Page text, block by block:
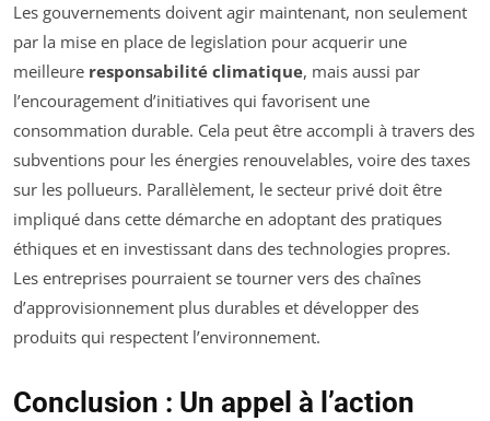
Les gouvernements doivent agir maintenant, non seulement
par la mise en place de legislation pour acquerir une
meilleure responsabilité climatique, mais aussi par
l’encouragement d’initiatives qui favorisent une
consommation durable. Cela peut être accompli à travers des
subventions pour les énergies renouvelables, voire des taxes
sur les pollueurs. Parallèlement, le secteur privé doit être
impliqué dans cette démarche en adoptant des pratiques
éthiques et en investissant dans des technologies propres.
Les entreprises pourraient se tourner vers des chaînes
d’approvisionnement plus durables et développer des
produits qui respectent l’environnement.
Conclusion : Un appel à l’action